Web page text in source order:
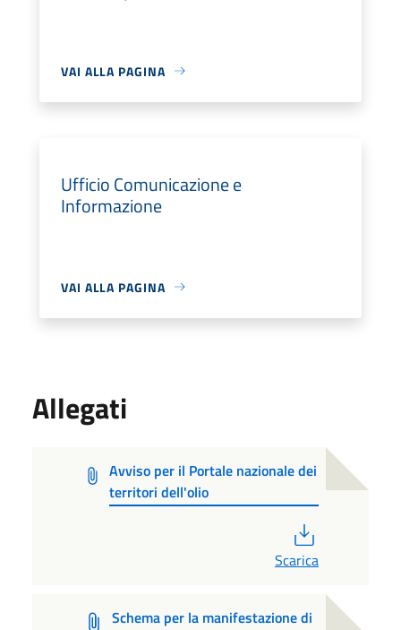
VAI ALLA PAGINA
Ufficio Comunicazione e
Informazione
VAI ALLA PAGINA
Allegati
Avviso per il Portale nazionale dei
territori dell'olio
Scarica
Schema per la manifestazione di